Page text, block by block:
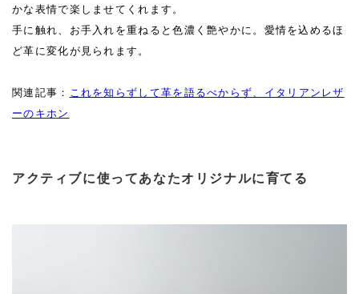
かな表情で楽しませてくれます。
手に触れ、お手入れを重ねると色濃く艶やかに。愛情を込めるほ
ど革に変化が見られます。
関連記事： これを知らずして革を語るべからず、イタリアンレザ
ーのキホン
アクティブに使ってあなたオリジナルに育てる